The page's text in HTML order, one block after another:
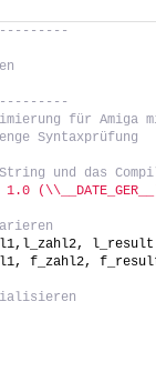
für Amiga
Syntaxprüfung
und das
f_zahl2,